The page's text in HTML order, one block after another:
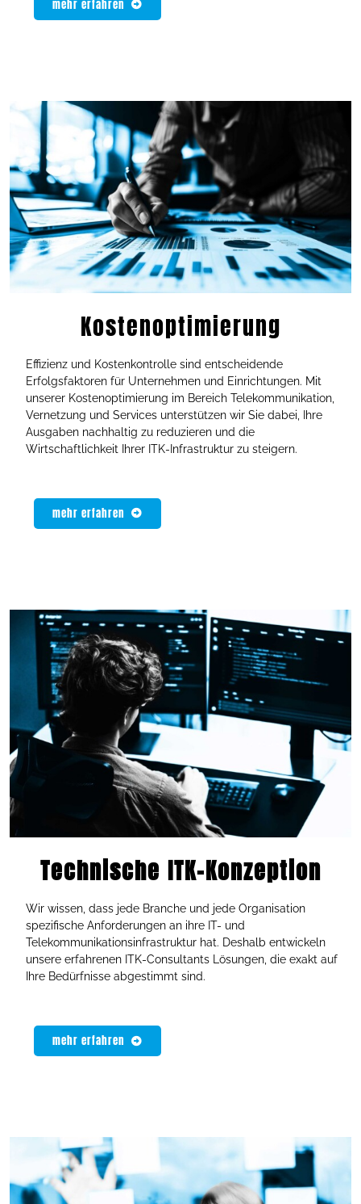
mehr erfahren
Kostenoptimierung
Effizienz und Kostenkontrolle sind entscheidende
Erfolgsfaktoren für Unternehmen und Einrichtungen. Mit
unserer Kostenoptimierung im Bereich Telekommunikation,
Vernetzung und Services unterstützen wir Sie dabei, Ihre
Ausgaben nachhaltig zu reduzieren und die
Wirtschaftlichkeit Ihrer ITK-Infrastruktur zu steigern.
mehr erfahren
Technische ITK-Konzeption
Wir wissen, dass jede Branche und jede Organisation
spezifische Anforderungen an ihre IT- und
Telekommunikationsinfrastruktur hat. Deshalb entwickeln
unsere erfahrenen ITK-Consultants Lösungen, die exakt auf
Ihre Bedürfnisse abgestimmt sind.
mehr erfahren